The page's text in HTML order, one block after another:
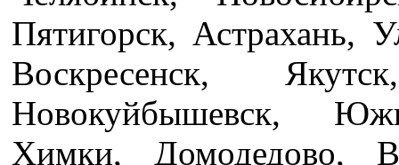
Пятигорск, Астрахань,
Воскресенск,
Новокуйбышевск,
Химки, Домодедово,